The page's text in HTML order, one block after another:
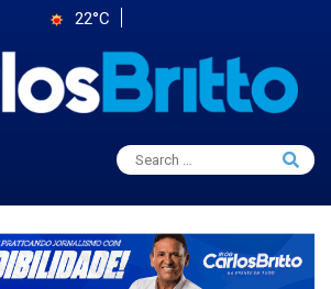
22°C
Search
for:
Search